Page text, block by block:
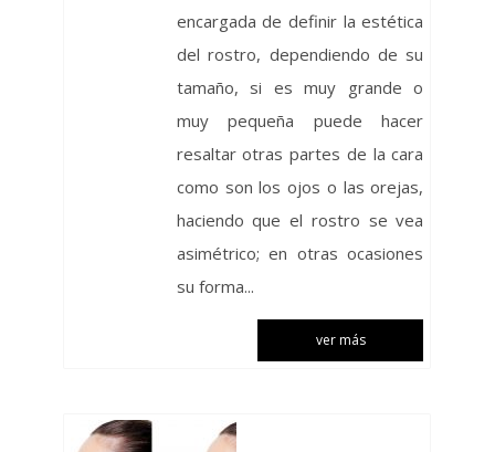
encargada de definir la estética
del rostro, dependiendo de su
tamaño, si es muy grande o
muy pequeña puede hacer
resaltar otras partes de la cara
como son los ojos o las orejas,
haciendo que el rostro se vea
asimétrico; en otras ocasiones
su forma...
ver más